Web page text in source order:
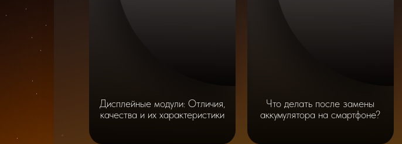
Что делать после замены
аккумулятора на смартфоне?
Дисплейные модули: Отличия,
качества и их характеристики